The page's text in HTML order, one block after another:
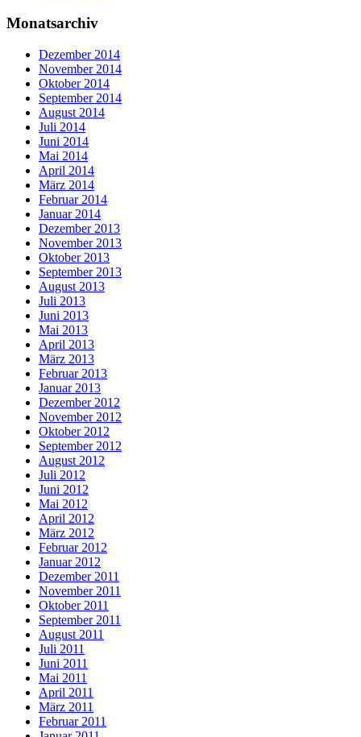
Monatsarchiv
Dezember 2014
November 2014
Oktober 2014
September 2014
August 2014
Juli 2014
Juni 2014
Mai 2014
April 2014
März 2014
Februar 2014
Januar 2014
Dezember 2013
November 2013
Oktober 2013
September 2013
August 2013
Juli 2013
Juni 2013
Mai 2013
April 2013
März 2013
Februar 2013
Januar 2013
Dezember 2012
November 2012
Oktober 2012
September 2012
August 2012
Juli 2012
Juni 2012
Mai 2012
April 2012
März 2012
Februar 2012
Januar 2012
Dezember 2011
November 2011
Oktober 2011
September 2011
August 2011
Juli 2011
Juni 2011
Mai 2011
April 2011
März 2011
Februar 2011